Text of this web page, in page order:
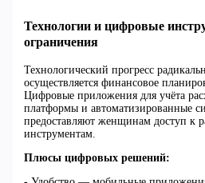
Технологии и цифровые
ограничения
Технологический прогресс
осуществляется финансовое
Цифровые приложения для учёта
платформы и автоматизированные
предоставляют женщинам доступ к
инструментам.
Плюсы цифровых решений: